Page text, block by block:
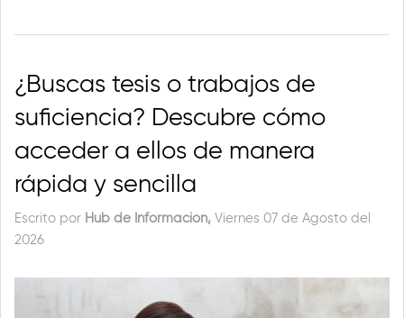
¿Buscas tesis o trabajos de
suficiencia? Descubre cómo
acceder a ellos de manera
rápida y sencilla
Escrito por Hub de Información, Viernes 07 de Agosto del
2026